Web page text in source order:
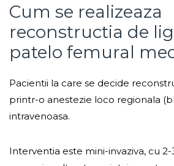
Cum se realizeaza
reconstructia de
patelo femural
Pacientii la care se decide
printr-o anestezie loco regionala
intravenoasa.
Interventia este mini-invaziva, cu 2-